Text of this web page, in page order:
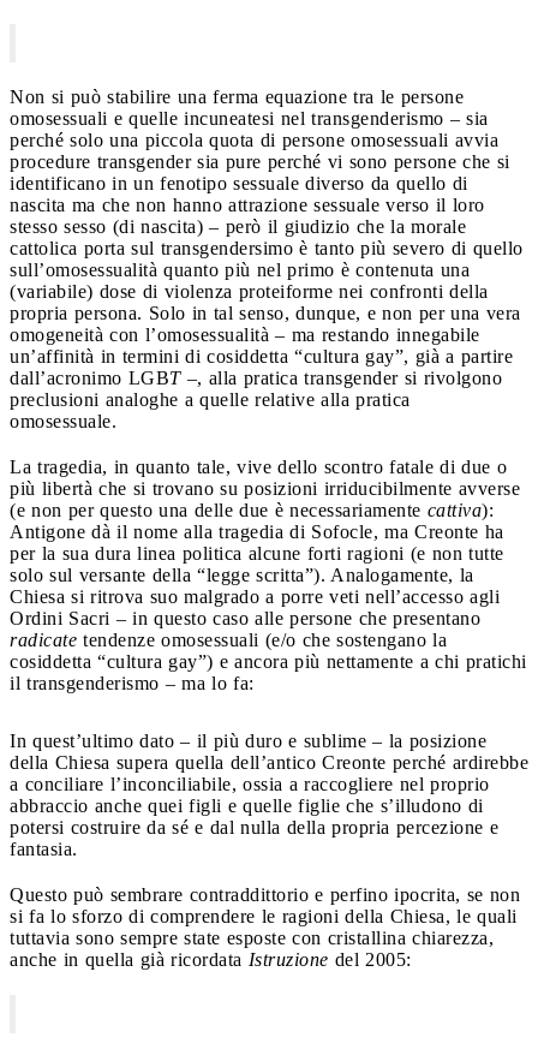
Non si può stabilire una ferma equazione tra le persone
omosessuali e quelle incuneatesi nel transgenderismo – sia
perché solo una piccola quota di persone omosessuali avvia
procedure transgender sia pure perché vi sono persone che si
identificano in un fenotipo sessuale diverso da quello di
nascita ma che non hanno attrazione sessuale verso il loro
stesso sesso (di nascita) – però il giudizio che la morale
cattolica porta sul transgendersimo è tanto più severo di quello
sull’omosessualità quanto più nel primo è contenuta una
(variabile) dose di violenza proteiforme nei confronti della
propria persona. Solo in tal senso, dunque, e non per una vera
omogeneità con l’omosessualità – ma restando innegabile
un’affinità in termini di cosiddetta “cultura gay”, già a partire
dall’acronimo LGBT–, alla pratica transgender si rivolgono
preclusioni analoghe a quelle relative alla pratica
omosessuale.
La tragedia, in quanto tale, vive dello scontro fatale di due o
più libertà che si trovano su posizioni irriducibilmente avverse
(e non per questo una delle due è necessariamente cattiva):
Antigone dà il nome alla tragedia di Sofocle, ma Creonte ha
per la sua dura linea politica alcune forti ragioni (e non tutte
solo sul versante della “legge scritta”). Analogamente, la
Chiesa si ritrova suo malgrado a porre veti nell’accesso agli
Ordini Sacri – in questo caso alle persone che presentano
radicate tendenze omosessuali (e/o che sostengano la
cosiddetta “cultura gay”) e ancora più nettamente a chi pratichi
il transgenderismo – ma lo fa:
In quest’ultimo dato – il più duro e sublime – la posizione
della Chiesa supera quella dell’antico Creonte perché ardirebbe
a conciliare l’inconciliabile, ossia a raccogliere nel proprio
abbraccio anche quei figli e quelle figlie che s’illudono di
potersi costruire da sé e dal nulla della propria percezione e
fantasia.
Questo può sembrare contraddittorio e perfino ipocrita, se non
si fa lo sforzo di comprendere le ragioni della Chiesa, le quali
tuttavia sono sempre state esposte con cristallina chiarezza,
anche in quella già ricordata Istruzione del 2005: